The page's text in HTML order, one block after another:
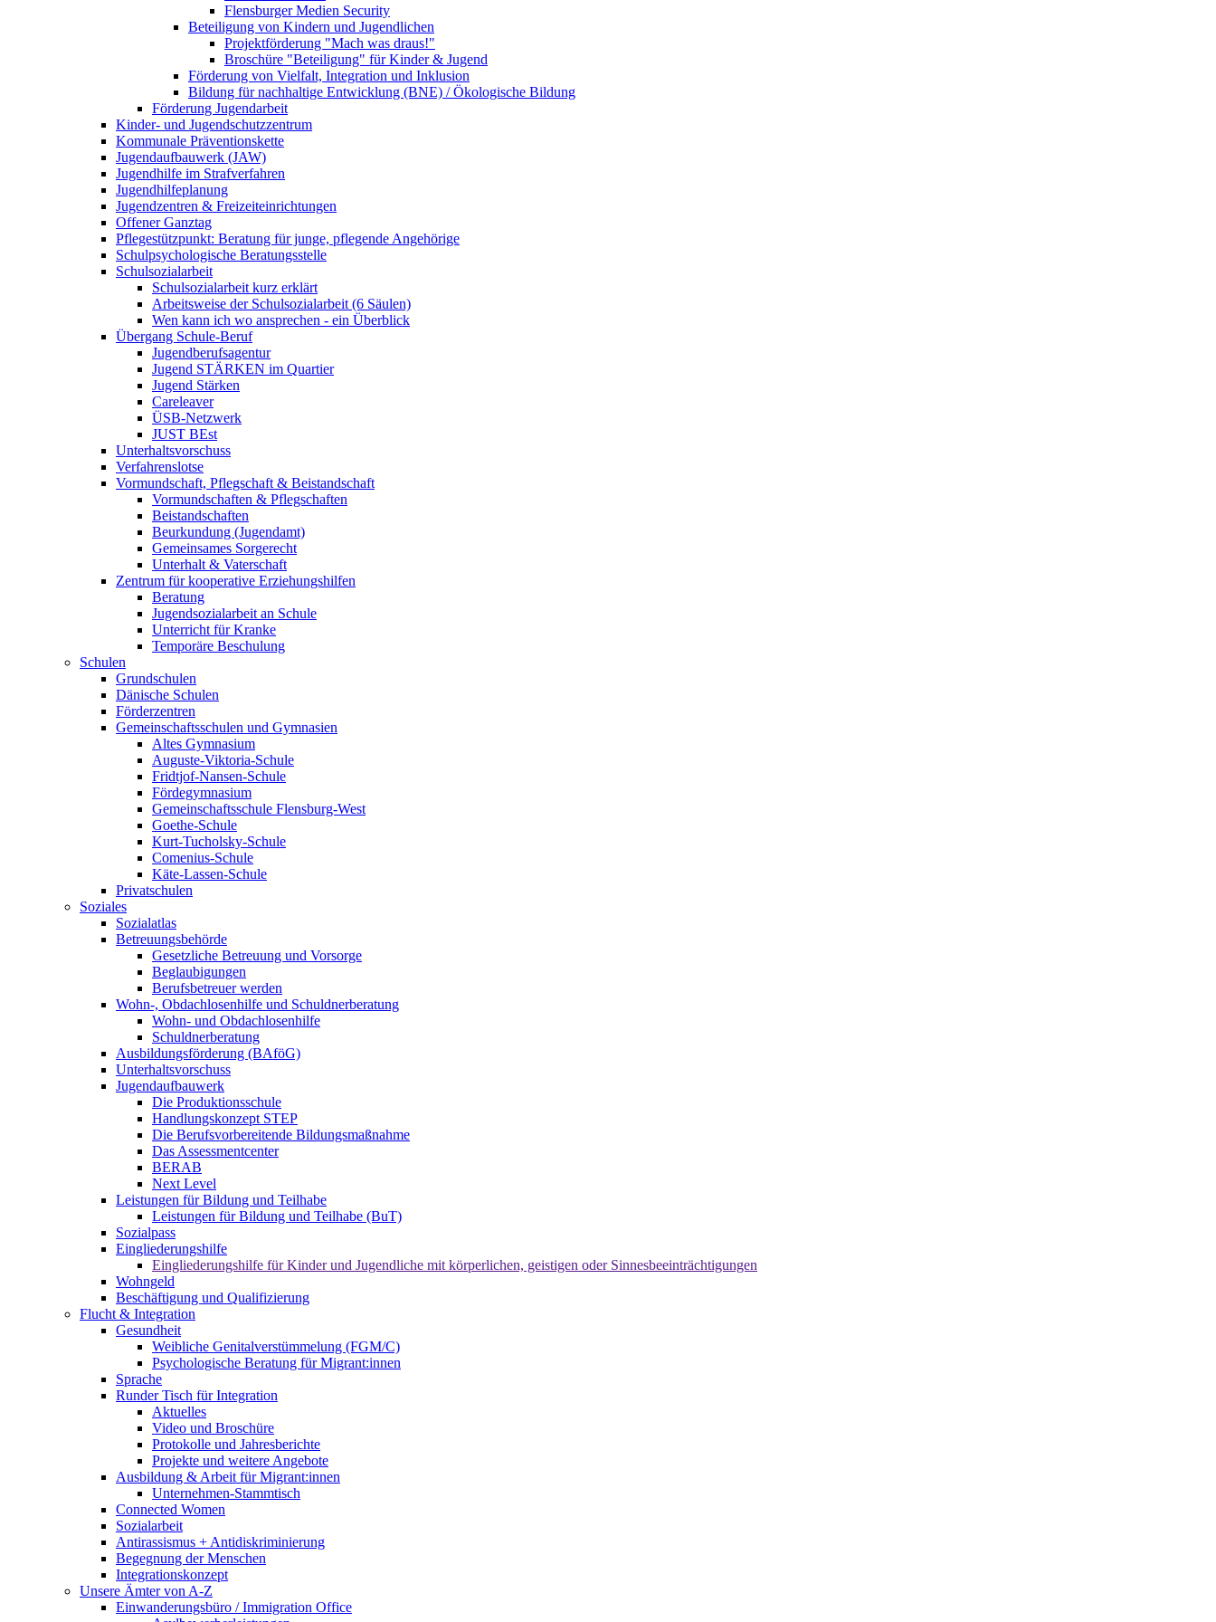
Flensburger Medien Security
Beteiligung von Kindern und Jugendlichen
Projektförderung "Mach was draus!"
Broschüre "Beteiligung" für Kinder & Jugend
Förderung von Vielfalt, Integration und Inklusion
Bildung für nachhaltige Entwicklung (BNE) / Ökologische Bildung
Förderung Jugendarbeit
Kinder- und Jugendschutzzentrum
Kommunale Präventionskette
Jugendaufbauwerk (JAW)
Jugendhilfe im Strafverfahren
Jugendhilfeplanung
Jugendzentren & Freizeiteinrichtungen
Offener Ganztag
Pflegestützpunkt: Beratung für junge, pflegende Angehörige
Schulpsychologische Beratungsstelle
Schulsozialarbeit
Schulsozialarbeit kurz erklärt
Arbeitsweise der Schulsozialarbeit (6 Säulen)
Wen kann ich wo ansprechen - ein Überblick
Übergang Schule-Beruf
Jugendberufsagentur
Jugend STÄRKEN im Quartier
Jugend Stärken
Careleaver
ÜSB-Netzwerk
JUST BEst
Unterhaltsvorschuss
Verfahrenslotse
Vormundschaft, Pflegschaft & Beistandschaft
Vormundschaften & Pflegschaften
Beistandschaften
Beurkundung (Jugendamt)
Gemeinsames Sorgerecht
Unterhalt & Vaterschaft
Zentrum für kooperative Erziehungshilfen
Beratung
Jugendsozialarbeit an Schule
Unterricht für Kranke
Temporäre Beschulung
Schulen
Grundschulen
Dänische Schulen
Förderzentren
Gemeinschaftsschulen und Gymnasien
Altes Gymnasium
Auguste-Viktoria-Schule
Fridtjof-Nansen-Schule
Fördegymnasium
Gemeinschaftsschule Flensburg-West
Goethe-Schule
Kurt-Tucholsky-Schule
Comenius-Schule
Käte-Lassen-Schule
Privatschulen
Soziales
Sozialatlas
Betreuungsbehörde
Gesetzliche Betreuung und Vorsorge
Beglaubigungen
Berufsbetreuer werden
Wohn-, Obdachlosenhilfe und Schuldnerberatung
Wohn- und Obdachlosenhilfe
Schuldnerberatung
Ausbildungsförderung (BAföG)
Unterhaltsvorschuss
Jugendaufbauwerk
Die Produktionsschule
Handlungskonzept STEP
Die Berufsvorbereitende Bildungsmaßnahme
Das Assessmentcenter
BERAB
Next Level
Leistungen für Bildung und Teilhabe
Leistungen für Bildung und Teilhabe (BuT)
Sozialpass
Eingliederungshilfe
Eingliederungshilfe für Kinder und Jugendliche mit körperlichen, geistigen oder Sinnesbeeinträchtigungen
Wohngeld
Beschäftigung und Qualifizierung
Flucht & Integration
Gesundheit
Weibliche Genitalverstümmelung (FGM/C)
Psychologische Beratung für Migrant:innen
Sprache
Runder Tisch für Integration
Aktuelles
Video und Broschüre
Protokolle und Jahresberichte
Projekte und weitere Angebote
Ausbildung & Arbeit für Migrant:innen
Unternehmen-Stammtisch
Connected Women
Sozialarbeit
Antirassismus + Antidiskriminierung
Begegnung der Menschen
Integrationskonzept
Unsere Ämter von A-Z
Einwanderungsbüro / Immigration Office